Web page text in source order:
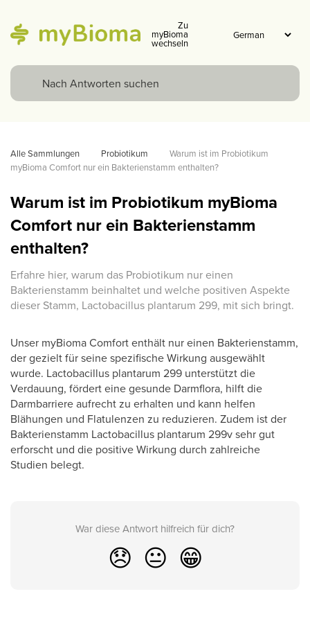
Zu
myBioma
wechseln
Alle Sammlungen Probiotikum
Warum ist im Probiotikum
myBioma Comfort nur ein Bakterienstamm enthalten?
Warum ist im Probiotikum myBioma
Comfort nur ein Bakterienstamm
enthalten?
Erfahre hier, warum das Probiotikum nur einen
Bakterienstamm beinhaltet und welche positiven Aspekte
dieser Stamm, Lactobacillus plantarum 299, mit sich bringt.
Unser myBioma Comfort enthält nur einen Bakterienstamm,
der gezielt für seine spezifische Wirkung ausgewählt
wurde. Lactobacillus plantarum 299 unterstützt die
Verdauung, fördert eine gesunde Darmflora, hilft die
Darmbarriere aufrecht zu erhalten und kann helfen
Blähungen und Flatulenzen zu reduzieren. Zudem ist der
Bakterienstamm Lactobacillus plantarum 299v sehr gut
erforscht und die positive Wirkung durch zahlreiche
Studien belegt.
War diese Antwort hilfreich für dich?
😞 😐 😁